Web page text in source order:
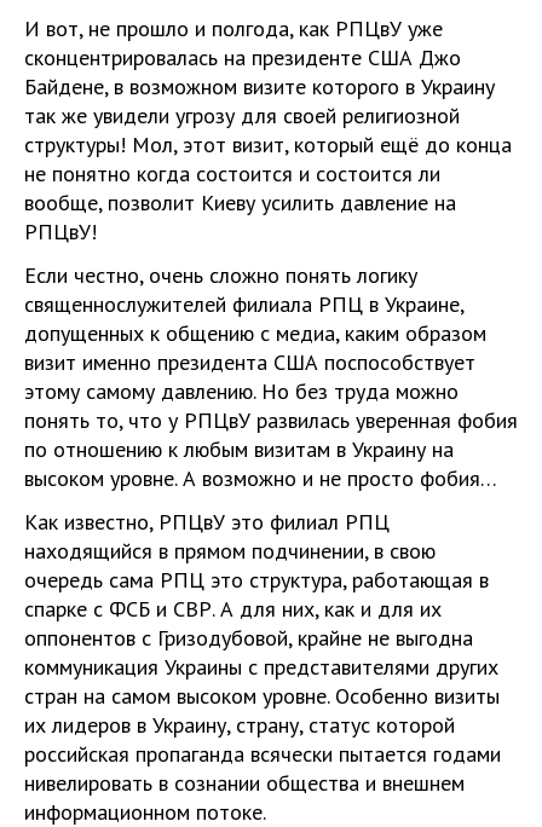
И вот, не прошло и полгода, как РПЦвУ уже
сконцентрировалась на президенте США Джо
Байдене, в возможном визите которого в Украину
так же увидели угрозу для своей религиозной
структуры! Мол, этот визит, который ещё до конца
не понятно когда состоится и состоится ли
вообще, позволит Киеву усилить давление на
РПЦвУ!
Если честно, очень сложно понять логику
священнослужителей филиала РПЦ в Украине,
допущенных к общению с медиа, каким образом
визит именно президента США поспособствует
этому самому давлению. Но без труда можно
понять то, что у РПЦвУ развилась уверенная фобия
по отношению к любым визитам в Украину на
высоком уровне. А возможно и не просто фобия…
Как известно, РПЦвУ это филиал РПЦ
находящийся в прямом подчинении, в свою
очередь сама РПЦ это структура, работающая в
спарке с ФСБ и СВР. А для них, как и для их
оппонентов с Гризодубовой, крайне не выгодна
коммуникация Украины с представителями других
стран на самом высоком уровне. Особенно визиты
их лидеров в Украину, страну, статус которой
российская пропаганда всячески пытается годами
нивелировать в сознании общества и внешнем
информационном потоке.